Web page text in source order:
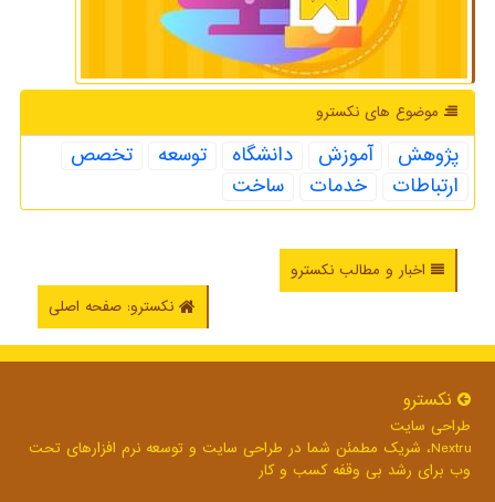
موضوع های نكسترو
پژوهش آموزش دانشگاه توسعه
تخصص
ارتباطات
خدمات ساخت
اخبار و مطالب نکسترو
نکسترو: صفحه اصلی
نكسترو
طراحی سایت
Nextru، شریک مطمئن شما در طراحی سایت و توسعه نرم افزارهای تحت
وب برای رشد بی وقفه کسب و کار